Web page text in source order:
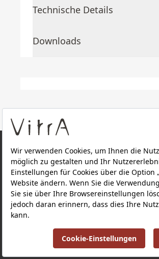
Technische Details
Downloads
ÜBER UNS
PRODUKTE